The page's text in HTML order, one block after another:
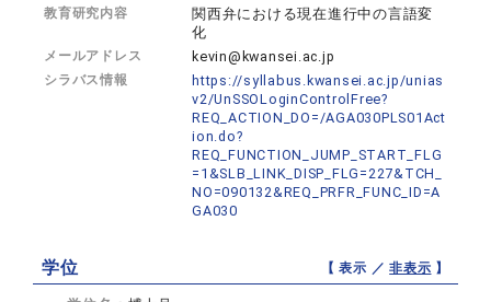
教育研究内容
関西弁における現在進行中の言語変
化
メールアドレス kevin@kwansei.ac.jp
シラバス情報
https://syllabus.kwansei.ac.jp/unias
v2/UnSSOLoginControlFree?
REQ_ACTION_DO=/AGA030PLS01Act
ion.do?
REQ_FUNCTION_JUMP_START_FLG
=1&SLB_LINK_DISP_FLG=227&TCH_
NO=090132&REQ_PRFR_FUNC_ID=A
GA030
学位 【 表示 ／非表示 】